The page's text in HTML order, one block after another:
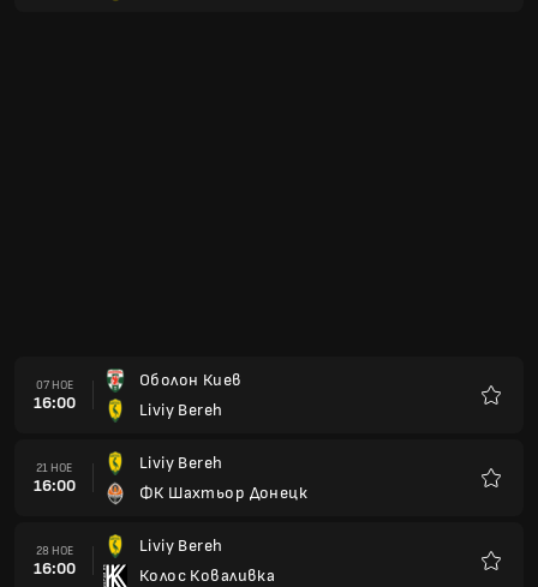
07 НОЕ
16:00
Оболон Киев
Liviy Bereh
21 НОЕ
16:00
Liviy Bereh
ФК Шахтьор Донецк
28 НОЕ
16:00
Liviy Bereh
Колос Коваливка